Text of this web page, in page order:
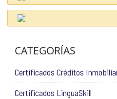
CATEGORÍAS
Certificados Créditos
Certificados LinguaSkill